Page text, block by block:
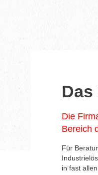
Die
Bereich
Für
in fast